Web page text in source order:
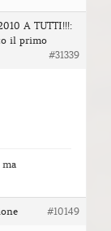
A TUTTI!!!:
il primo
#31339
#10149